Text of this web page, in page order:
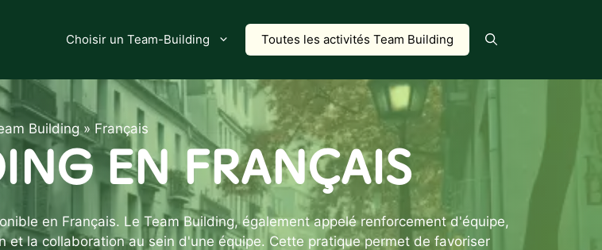
Choisir un Team-Building Toutes les activités Team Building
Building» Français
EN FRANÇAIS
en Français. Le Team Building, également appelé renforcement d'équipe,
la collaboration au sein d'une équipe. Cette pratique permet de favoriser